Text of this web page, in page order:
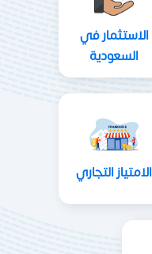
الاستثمار في
السعودية
الامتياز التجاري